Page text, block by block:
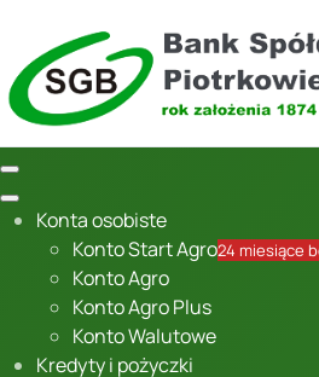
Konta osobiste
Konto Start Agro24 miesiące
Konto Agro
Konto Agro Plus
Konto Walutowe
Kredyty i pożyczki